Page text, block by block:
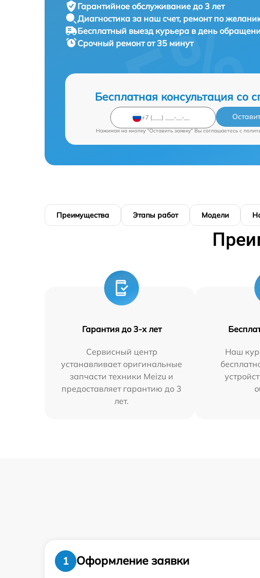
Гарантийное обслуживание до 3 лет
Диагностика за наш счет, ремонт по
Бесплатный выезд курьера в день
Срочный ремонтот 35 минут
Бесплатная консультация со
Нажимая на кнопку "Оставить заявку" Вы соглашаетесь c
Преимущества Этапы работ Модели
Гарантия до 3-х лет
Сервисный центр
устанавливает оригинальные
запчасти техники Meizu и
предоставляет гарантию до 3
лет.
Наш
1
Оформление заявки